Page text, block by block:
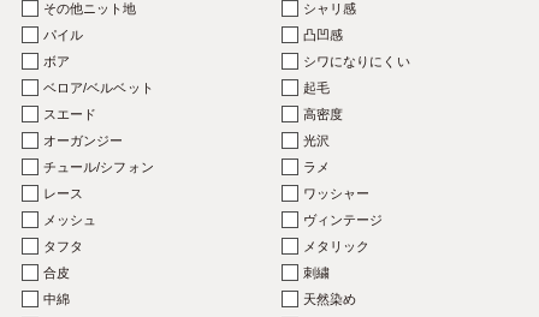
その他ニット地
パイル
ボア
ベロア/ベルベット
スエード
オーガンジー
チュール/シフォン
レース
メッシュ
タフタ
合皮
中綿
シャリ感
凸凹感
シワになりにくい
起毛
高密度
光沢
ラメ
ワッシャー
ヴィンテージ
メタリック
刺繍
天然染め